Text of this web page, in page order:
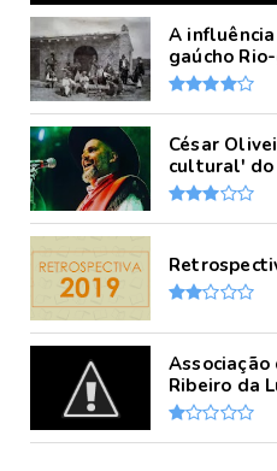
A
gaúcho
César
cultural' do
Associação
Ribeiro da